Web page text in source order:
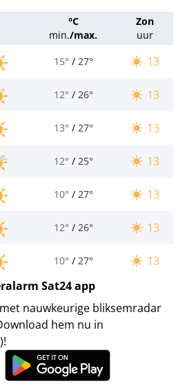
°C
min./max.
Zon
uur
15° / 27° 13
12° / 26° 13
13° / 27° 13
12° / 25° 13
10° / 27° 13
12° / 26° 13
10° / 27°
13
Sat24 app
nauwkeurige bliksemradar
hem nu in